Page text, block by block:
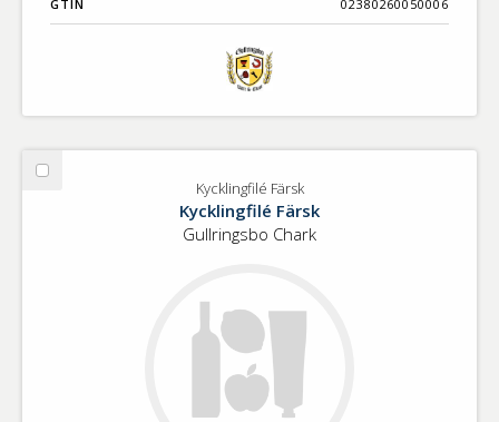
GTIN 02380260050006
Välj
Kycklingfilé Färsk
Kycklingfilé Färsk
Gullringsbo Chark